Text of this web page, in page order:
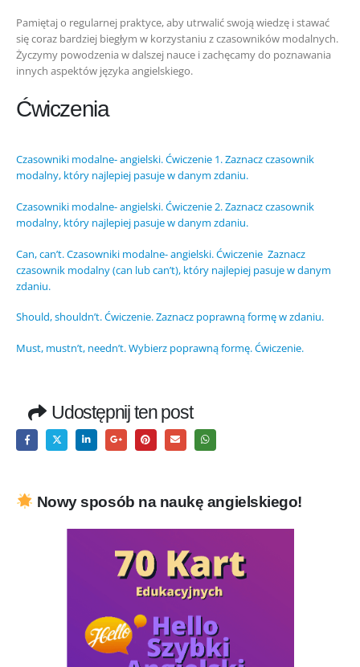
Pamiętaj o regularnej praktyce, aby utrwalić swoją wiedzę i stawać
się coraz bardziej biegłym w korzystaniu z czasowników modalnych.
Życzymy powodzenia w dalszej nauce i zachęcamy do poznawania
innych aspektów języka angielskiego.
Ćwiczenia
Czasowniki modalne- angielski. Ćwiczenie 1. Zaznacz czasownik
modalny, który najlepiej pasuje w danym zdaniu.
Czasowniki modalne- angielski. Ćwiczenie 2. Zaznacz czasownik
modalny, który najlepiej pasuje w danym zdaniu.
Can, can’t. Czasowniki modalne- angielski. Ćwiczenie Zaznacz
czasownik modalny (can lub can’t), który najlepiej pasuje w danym
zdaniu.
Should, shouldn’t. Ćwiczenie. Zaznacz poprawną formę w zdaniu.
Must, mustn’t, needn’t. Wybierz poprawną formę. Ćwiczenie.
Udostępnij ten post
Nowy sposób na naukę angielskiego!